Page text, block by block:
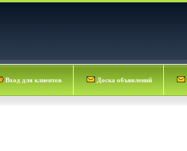
Вход для клиентов Доска объявлений